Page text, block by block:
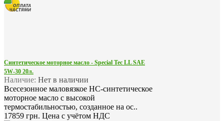
Синтетическое моторное масло - Special Tec LL SAE
5W-30 20л.
Наличие: Нет в наличии
Всесезонное маловязкое HC-синтетическое
моторное масло с высокой
термостабильностью, созданное на ос..
17859 грн. Цена с учётом НДС